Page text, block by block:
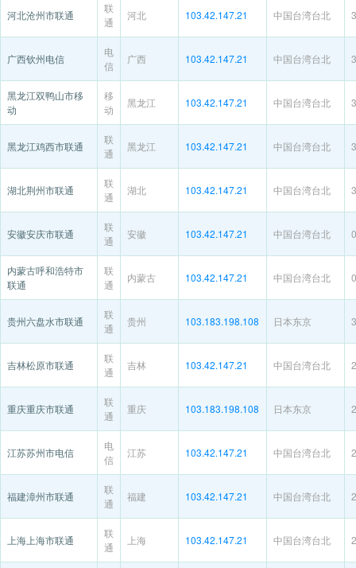
河北沧州市联通
联
通
河北 103.42.147.21 中国台湾台北
广西钦州电信
电
信
广西 103.42.147.21 中国台湾台北
黑龙江双鸭山市移
动
移
动
黑龙江 103.42.147.21 中国台湾台北
黑龙江鸡西市联通
联
通
黑龙江 103.42.147.21 中国台湾台北
湖北荆州市联通
联
通
湖北 103.42.147.21 中国台湾台北
安徽安庆市联通
联
通
安徽 103.42.147.21 中国台湾台北 0
内蒙古呼和浩特市
联通
联
通
内蒙古 103.42.147.21 中国台湾台北 0
贵州六盘水市联通
联
通
贵州 103.183.198.108 日本东京
吉林松原市联通
联
通
吉林 103.42.147.21 中国台湾台北
重庆重庆市联通
联
通
重庆 103.183.198.108 日本东京
江苏苏州市电信
电
信
江苏 103.42.147.21 中国台湾台北
福建漳州市联通
联
通
福建 103.42.147.21 中国台湾台北
上海上海市联通
联
通
上海 103.42.147.21 中国台湾台北